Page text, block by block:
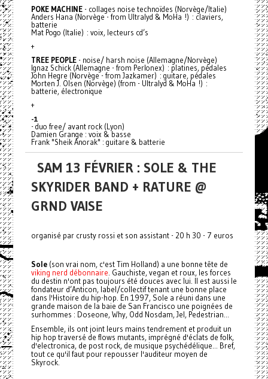
POKE MACHINE- collages noise technoïdes (Norvège/Italie)
Anders Hana (Norvège - from Ultralyd & MoHa !) : claviers,
batterie
Mat Pogo (Italie) : voix, lecteurs cd’s
+
TREE PEOPLE- noise/ harsh noise (Allemagne/Norvège)
Ignaz Schick (Allemagne - from Perlonex) : platines, pédales
John Hegre (Norvège - from Jazkamer) : guitare, pédales
Morten J. Olsen (Norvège) (from - Ultralyd & MoHa !) :
batterie, électronique
+
-1
- duo free/ avant rock (Lyon)
Damien Grange : voix & basse
Frank "Sheik Anorak" : guitare & batterie
SAM 13 FÉVRIER : SOLE & THE
SKYRIDER BAND + RATURE @
GRND VAISE
organisé par crusty rossi et son assistant - 20 h 30 - 7 euros
Sole(son vrai nom, c'est Tim Holland) a une bonne tête de
viking nerd débonnaire . Gauchiste, vegan et roux, les forces
du destin n'ont pas toujours été douces avec lui. Il est aussi le
fondateur d’Anticon, label/collectif tenant une bonne place
dans l'Histoire du hip-hop. En 1997, Sole a réuni dans une
grande maison de la baie de San Francisco une poignées de
surhommes : Doseone, Why, Odd Nosdam, Jel, Pedestrian...
Ensemble, ils ont joint leurs mains tendrement et produit un
hip hop traversé de flows mutants, imprégné d'éclats de folk,
d'electronica, de post rock, de musique psychédélique... Bref,
tout ce qu'il faut pour repousser l'auditeur moyen de
Skyrock.